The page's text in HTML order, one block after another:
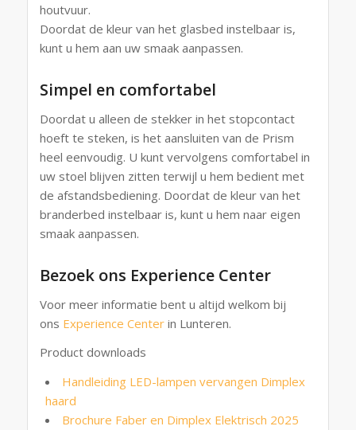
houtvuur.
Doordat de kleur van het glasbed instelbaar is,
kunt u hem aan uw smaak aanpassen.
Simpel en comfortabel
Doordat u alleen de stekker in het stopcontact
hoeft te steken, is het aansluiten van de Prism
heel eenvoudig. U kunt vervolgens comfortabel in
uw stoel blijven zitten terwijl u hem bedient met
de afstandsbediening. Doordat de kleur van het
branderbed instelbaar is, kunt u hem naar eigen
smaak aanpassen.
Bezoek ons Experience Center
Voor meer informatie bent u altijd welkom bij
ons Experience Centerin Lunteren.
Product downloads
Handleiding LED-lampen vervangen Dimplex
haard
Brochure Faber en Dimplex Elektrisch 2025